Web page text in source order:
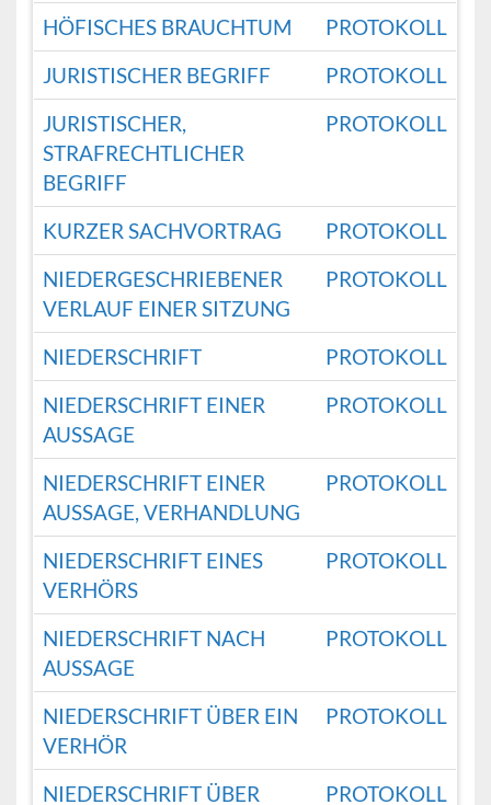
HÖFISCHES BRAUCHTUM
PROTOKOLL
JURISTISCHER BEGRIFF
PROTOKOLL
JURISTISCHER,
STRAFRECHTLICHER
BEGRIFF
PROTOKOLL
KURZER SACHVORTRAG
PROTOKOLL
NIEDERGESCHRIEBENER
VERLAUF EINER SITZUNG
PROTOKOLL
NIEDERSCHRIFT
PROTOKOLL
NIEDERSCHRIFT EINER
AUSSAGE
PROTOKOLL
NIEDERSCHRIFT EINER
AUSSAGE, VERHANDLUNG
PROTOKOLL
NIEDERSCHRIFT EINES
VERHÖRS
PROTOKOLL
NIEDERSCHRIFT NACH
AUSSAGE
PROTOKOLL
NIEDERSCHRIFT ÜBER EIN
VERHÖR
PROTOKOLL
NIEDERSCHRIFT ÜBER
PROTOKOLL